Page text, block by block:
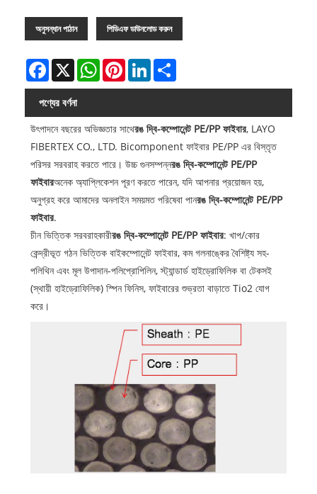
অনুসন্ধান পাঠান পিডিএফ ডাউনলোড করুন
Facebook
X WhatsAppPinterestLinkedIn
পণ্যের বর্ণনা
উৎপাদনে বছরের অভিজ্ঞতার সাথেরঙ দ্বি-কম্পোনেন্ট PE/PP ফাইবার, LAYO
FIBERTEX CO., LTD. Bicomponent ফাইবার PE/PP এর বিস্তৃত
পরিসর সরবরাহ করতে পারে। উচ্চ গুনসম্পন্নরঙ দ্বি-কম্পোনেন্ট PE/PP
ফাইবারঅনেক অ্যাপ্লিকেশন পূরণ করতে পারেন, যদি আপনার প্রয়োজন হয়,
অনুগ্রহ করে আমাদের অনলাইন সময়মত পরিষেবা পানরঙ দ্বি-কম্পোনেন্ট PE/PP
ফাইবার.
চীন ভিত্তিক সরবরাহকারীরঙ দ্বি-কম্পোনেন্ট PE/PP ফাইবার: খাপ/কোর
কেন্দ্রীভূত গঠন ভিত্তিক বাইকম্পোনেন্ট ফাইবার, কম গলনাঙ্কের বৈশিষ্ট্য সহ-
পলিথিন এবং মূল উপাদান-পলিপ্রোপিলিন, স্ট্যান্ডার্ড হাইড্রোফিলিক বা টেকসই
(স্থায়ী হাইড্রোফিলিক) স্পিন ফিনিস, ফাইবারের শুভ্রতা বাড়াতে Tio2 যোগ
করে।